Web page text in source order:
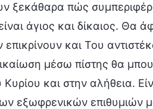
ξεκάθαρα πώς
άγιος και δίκαιος. Θα
και Του
μέσω πίστης θα μπουν
και στην αλήθεια.
εξωφρενικών επιθυμιών